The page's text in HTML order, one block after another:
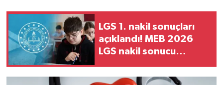
LGS 1. nakil sonuçları
açıklandı! MEB 2026
LGS nakil sonucu